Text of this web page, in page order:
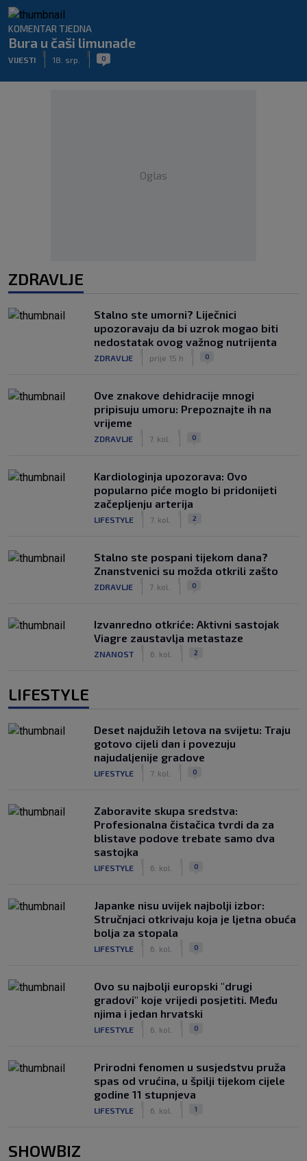
KOMENTAR TJEDNA
Bura u čaši limunade
VIJESTI 18. srp. 0
Oglas
ZDRAVLJE
Stalno ste umorni? Liječnici
upozoravaju da bi uzrok mogao biti
nedostatak ovog važnog nutrijenta
ZDRAVLJE prije 15 h 0
Ove znakove dehidracije mnogi
pripisuju umoru: Prepoznajte ih na
vrijeme
ZDRAVLJE 7. kol. 0
Kardiologinja upozorava: Ovo
popularno piće moglo bi pridonijeti
začepljenju arterija
LIFESTYLE 7. kol. 2
Stalno ste pospani tijekom dana?
Znanstvenici su možda otkrili zašto
ZDRAVLJE 7. kol. 0
Izvanredno otkriće: Aktivni sastojak
Viagre zaustavlja metastaze
ZNANOST 6. kol. 2
LIFESTYLE
Deset najdužih letova na svijetu: Traju
gotovo cijeli dan i povezuju
najudaljenije gradove
LIFESTYLE 7. kol. 0
Zaboravite skupa sredstva:
Profesionalna čistačica tvrdi da za
blistave podove trebate samo dva
sastojka
LIFESTYLE 6. kol. 0
Japanke nisu uvijek najbolji izbor:
Stručnjaci otkrivaju koja je ljetna obuća
bolja za stopala
LIFESTYLE 6. kol. 0
Ovo su najbolji europski "drugi
gradovi" koje vrijedi posjetiti. Među
njima i jedan hrvatski
LIFESTYLE 6. kol. 0
Prirodni fenomen u susjedstvu pruža
spas od vrućina, u špilji tijekom cijele
godine 11 stupnjeva
LIFESTYLE 6. kol. 1
SHOWBIZ